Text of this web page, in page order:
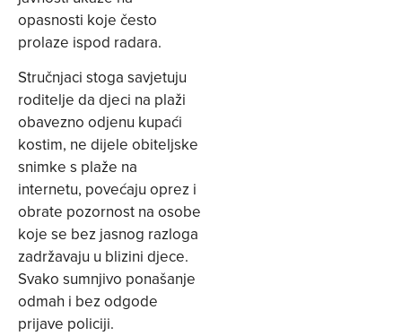
opasnosti koje često
prolaze ispod radara.
Stručnjaci stoga savjetuju
roditelje da djeci na plaži
obavezno odjenu kupaći
kostim, ne dijele obiteljske
snimke s plaže na
internetu, povećaju oprez i
obrate pozornost na osobe
koje se bez jasnog razloga
zadržavaju u blizini djece.
Svako sumnjivo ponašanje
odmah i bez odgode
prijave policiji.